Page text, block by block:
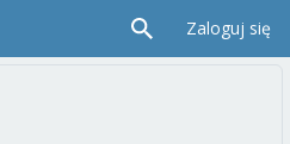
Zaloguj się